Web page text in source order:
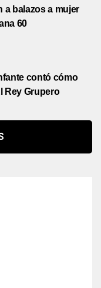
a balazos a mujer
60
contó cómo
Rey Grupero